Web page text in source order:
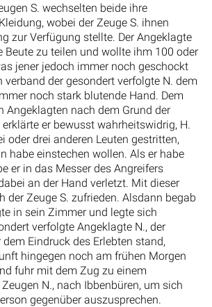
S. wechselten beide ihre
wobei der Zeuge S. ihnen
zur Verfügung stellte. Der Angeklagte
Beute zu teilen und wollte ihm 100 oder
jener jedoch immer noch geschockt
verband der gesondert verfolgte N. dem
noch stark blutende Hand. Dem
Angeklagten nach dem Grund der
er bewusst wahrheitswidrig, H.
oder drei anderen Leuten gestritten,
habe einstechen wollen. Als er habe
er in das Messer des Angreifers
an der Hand verletzt. Mit dieser
der Zeuge S. zufrieden. Alsdann begab
in sein Zimmer und legte sich
verfolgte Angeklagte N., der
Eindruck des Erlebten stand,
hingegen noch am frühen Morgen
fuhr mit dem Zug zu einem
N., nach Ibbenbüren, um sich
gegenüber auszusprechen.